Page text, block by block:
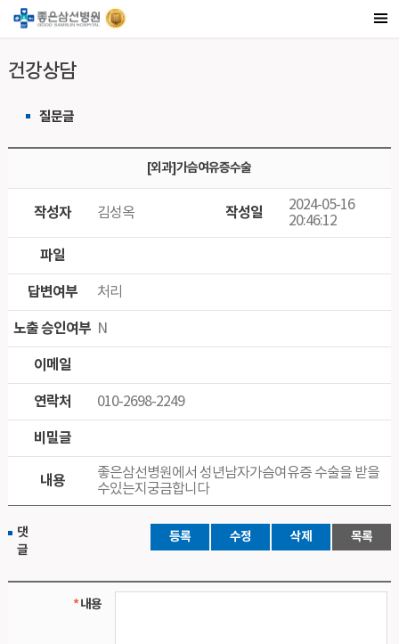
건강상담
질문글
[외과]가슴여유증수술
작성자 김성옥 작성일
2024-05-16
20:46:12
파일
답변여부 처리
노출 승인여부 N
이메일
연락처 010-2698-2249
비밀글
내용
좋은삼선병원에서 성년남자가슴여유증 수술을 받을
수있는지궁금합니다
등록 수정 삭제 목록
댓
글
내용